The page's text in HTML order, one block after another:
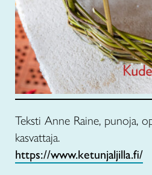
Teksti Anne Raine, punoja,
kasvattaja.
https://www.ketunjaljilla.fi/